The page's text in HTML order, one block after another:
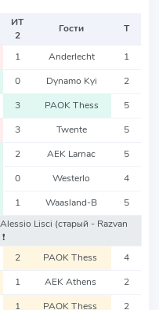
ИТ
2
Гости Т
1 Anderlecht 1
0 Dynamo Kyi 2
3 PAOK Thess 5
3 Twente 5
2 AEK Larnac 5
0 Westerlo 4
1 Waasland-B
5
Lisci (старый - Razvan
❗️
2 PAOK Thess 4
1 AEK Athens 2
1 PAOK Thess 2